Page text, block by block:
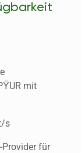
mit
s
Provider für